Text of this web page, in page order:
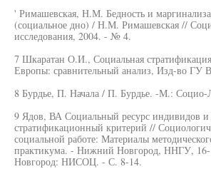
' Римашевская, Н.М. Бедность и
(социальное дно) / Н.М. Римашевская //
исследования, 2004. - № 4.
7 Шкаратан О.И., Социальная
Европы: сравнительный анализ, Изд-во ГУ
8 Бурдье, П. Начала / П. Бурдье. -М.: Социо-
9 Ядов, ВА Социальный ресурс индивидов и
стратификационный критерий //
социальной работе: Материалы
практикума. - Нижний Новгород, ННГУ, 16-
Новгород: НИСОЦ. - С. 8-14.